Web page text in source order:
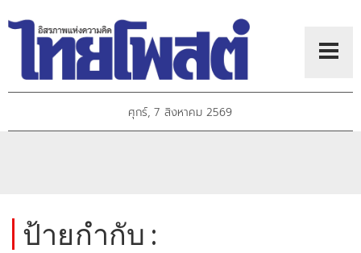
ศุกร์, 7 สิงหาคม 2569
ป้ายกำกับ :